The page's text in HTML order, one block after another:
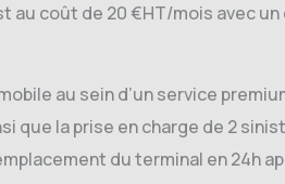
coût de 20 €HT/mois avec un
au sein d’un service
la prise en charge de 2
du terminal en 24h